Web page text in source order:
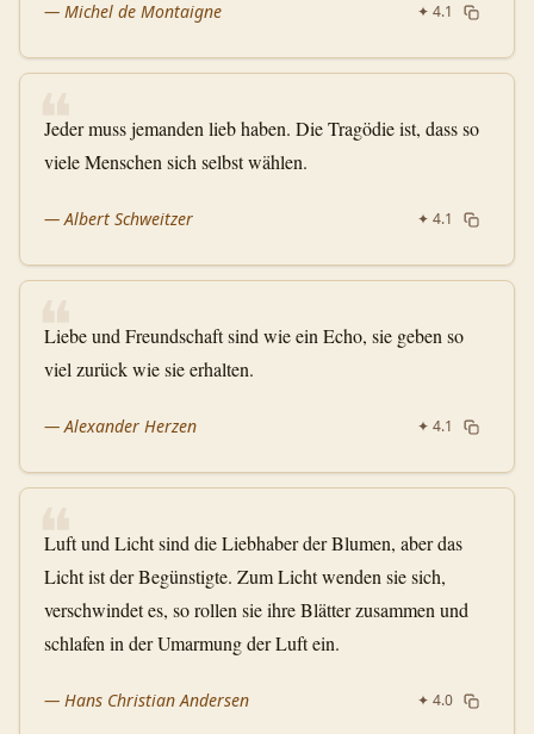
— Michel de Montaigne ✦ 4.1
❝
Jeder muss jemanden lieb haben. Die Tragödie ist, dass so
viele Menschen sich selbst wählen.
—Albert Schweitzer ✦ 4.1
❝
Liebe und Freundschaft sind wie ein Echo, sie geben so
viel zurück wie sie erhalten.
—Alexander Herzen ✦ 4.1
❝
Luft und Licht sind die Liebhaber der Blumen, aber das
Licht ist der Begünstigte. Zum Licht wenden sie sich,
verschwindet es, so rollen sie ihre Blätter zusammen und
schlafen in der Umarmung der Luft ein.
— Hans Christian Andersen ✦ 4.0